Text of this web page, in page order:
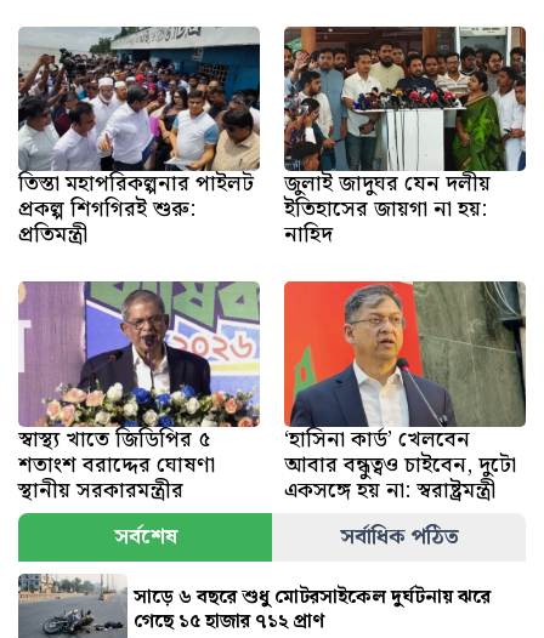
তিস্তা মহাপরিকল্পনার পাইলট
প্রকল্প শিগগিরই শুরু:
প্রতিমন্ত্রী
জুলাই জাদুঘর যেন দলীয়
ইতিহাসের জায়গা না হয়:
নাহিদ
স্বাস্থ্য খাতে জিডিপির ৫
শতাংশ বরাদ্দের ঘোষণা
স্থানীয় সরকারমন্ত্রীর
‘হাসিনা কার্ড’ খেলবেন
আবার বন্ধুত্বও চাইবেন, দুটো
একসঙ্গে হয় না: স্বরাষ্ট্রমন্ত্রী
সর্বশেষ
সর্বাধিক পঠিত
সাড়ে ৬ বছরে শুধু মোটরসাইকেল দুর্ঘটনায় ঝরে
গেছে ১৫ হাজার ৭১২ প্রাণ